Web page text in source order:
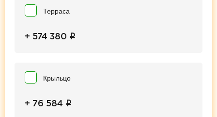
Терраса
+ 574 380 i
Крыльцо
+ 76 584 i